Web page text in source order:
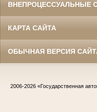
ВНЕПРОЦЕССУАЛЬНЫЕ
КАРТА САЙТА
ОБЫЧНАЯ ВЕРСИЯ
2006-2026 «Государственная